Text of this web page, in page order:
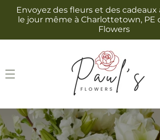
passer
au
Envoyez des fleurs et des cadeaux
le jour même à Charlottetown, PE
Flowers